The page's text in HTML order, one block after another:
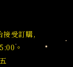
接受訂購,
。